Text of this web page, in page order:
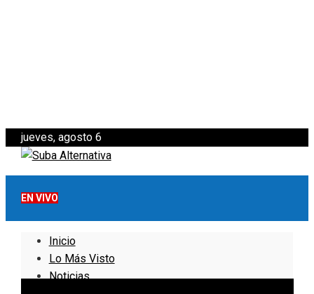
jueves, agosto 6
EN VIVO
Inicio
Lo Más Visto
Noticias